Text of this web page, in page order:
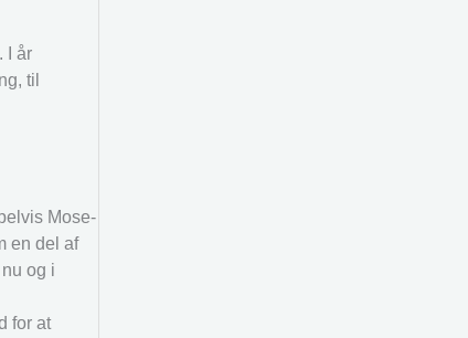
I år
til
Mose-
en del af
og i
for at